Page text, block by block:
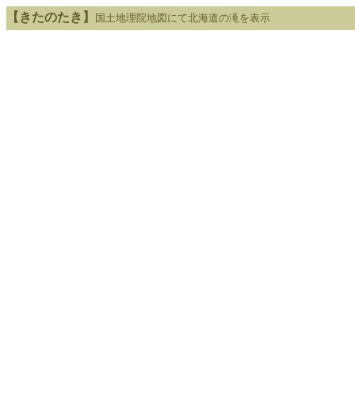
【きたのたき】 国土地理院地図にて北海道の滝を表示